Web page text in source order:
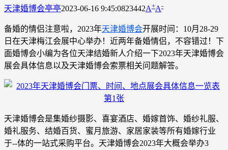
天津婚博会亭亭2023-06-16 9:45:0823442A+A-
备婚的情侣注意啦，2023年天津婚博会开展时间：10月28-29
日在天津梅江会展中心举办！近两年备婚情侣，不容错过！下
面婚博会小编为各位天津结婚新人介绍一下2023年天津婚博会
展会具体信息以及天津婚博会索票相关问题解答。
天津婚博会是集婚纱摄影、喜宴酒店、婚嫁首饰、婚纱礼服、
婚礼服务、结婚百货、蜜月旅游、家居家装等所有婚嫁行业
于--体的一站式采购平台。天津婚博会2023年大概会举办3